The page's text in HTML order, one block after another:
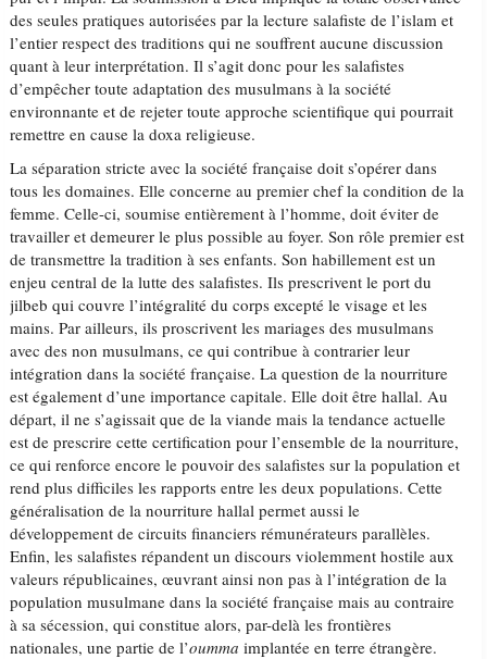
des seules pratiques autorisées par la lecture salafiste de l’islam et
l’entier respect des traditions qui ne souffrent aucune discussion
quant à leur interprétation. Il s’agit donc pour les salafistes
d’empêcher toute adaptation des musulmans à la société
environnante et de rejeter toute approche scientifique qui pourrait
remettre en cause la doxa religieuse.
La séparation stricte avec la société française doit s’opérer dans
tous les domaines. Elle concerne au premier chef la condition de la
femme. Celle-ci, soumise entièrement à l’homme, doit éviter de
travailler et demeurer le plus possible au foyer. Son rôle premier est
de transmettre la tradition à ses enfants. Son habillement est un
enjeu central de la lutte des salafistes. Ils prescrivent le port du
jilbeb qui couvre l’intégralité du corps excepté le visage et les
mains. Par ailleurs, ils proscrivent les mariages des musulmans
avec des non musulmans, ce qui contribue à contrarier leur
intégration dans la société française. La question de la nourriture
est également d’une importance capitale. Elle doit être hallal. Au
départ, il ne s’agissait que de la viande mais la tendance actuelle
est de prescrire cette certification pour l’ensemble de la nourriture,
ce qui renforce encore le pouvoir des salafistes sur la population et
rend plus difficiles les rapports entre les deux populations. Cette
généralisation de la nourriture hallal permet aussi le
développement de circuits financiers rémunérateurs parallèles.
Enfin, les salafistes répandent un discours violemment hostile aux
valeurs républicaines, œuvrant ainsi non pas à l’intégration de la
population musulmane dans la société française mais au contraire
à sa sécession, qui constitue alors, par-delà les frontières
nationales, une partie de l’oumma implantée en terre étrangère.